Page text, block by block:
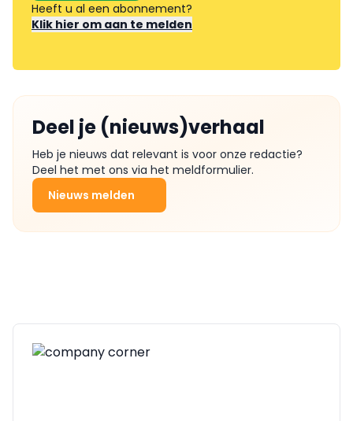
Heeft u al een abonnement?
Klik hier om aan te melden
Deel je (nieuws)verhaal
Heb je nieuws dat relevant is voor onze redactie?
Deel het met ons via het meldformulier.
Nieuws melden